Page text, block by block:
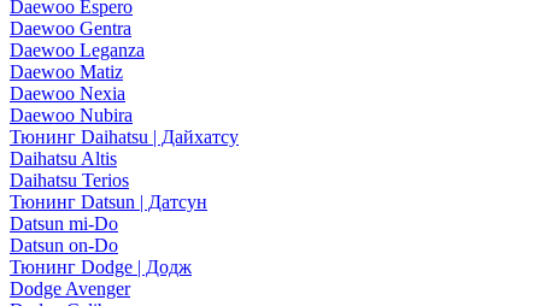
Daewoo Espero
Daewoo Gentra
Daewoo Leganza
Daewoo Matiz
Daewoo Nexia
Daewoo Nubira
Тюнинг Daihatsu | Дайхатсу
Daihatsu Altis
Daihatsu Terios
Тюнинг Datsun | Датсун
Datsun mi-Do
Datsun on-Do
Тюнинг Dodge | Додж
Dodge Avenger